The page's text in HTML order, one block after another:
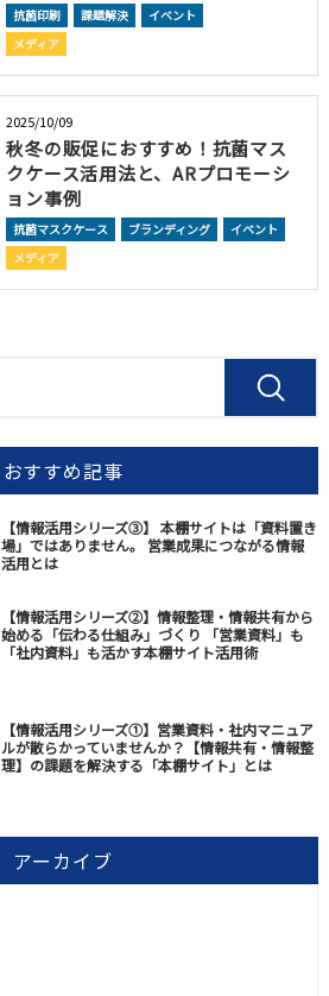
抗菌印刷 課題解決
イベント
メディア
2025/10/09
秋冬の販促におすすめ！抗菌マス
クケース活用法と、ARプロモーシ
ョン事例
抗菌マスクケース ブランディング
イベント
メディア
おすすめ記事
【情報活用シリーズ③】 本棚サイトは「資料置き
場」ではありません。 営業成果につながる情報
活用とは
【情報活用シリーズ②】情報整理・情報共有から
始める「伝わる仕組み」づくり 「営業資料」も
「社内資料」も活かす本棚サイト活用術
【情報活用シリーズ①】営業資料・社内マニュア
ルが散らかっていませんか？【情報共有・情報整
理】の課題を解決する「本棚サイト」とは
アーカイブ